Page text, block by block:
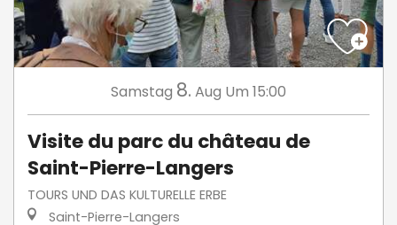
Samstag 8. Aug Um 15:00
Visite du parc du château de
Saint-Pierre-Langers
TOURS UND DAS KULTURELLE ERBE
Saint-Pierre-Langers